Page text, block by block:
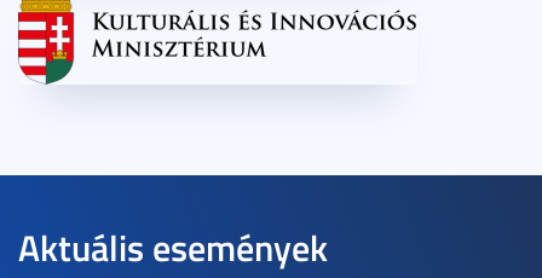
Aktuális események